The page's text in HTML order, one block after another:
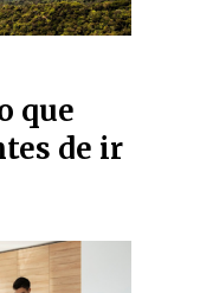
que
de ir